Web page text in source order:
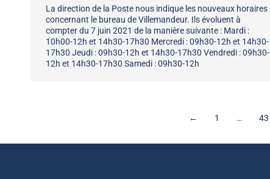
La direction de la Poste nous indique les nouveaux horaires
concernant le bureau de Villemandeur. Ils évoluent à
compter du 7 juin 2021 de la manière suivante : Mardi :
10h00-12h et 14h30-17h30 Mercredi : 09h30-12h et 14h30-
17h30 Jeudi : 09h30-12h et 14h30-17h30 Vendredi : 09h30-
12h et 14h30-17h30 Samedi : 09h30-12h
← 1 … 43